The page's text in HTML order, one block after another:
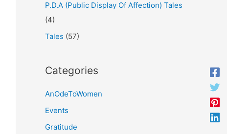
P.D.A (Public Display Of Affection) Tales
(4)
Tales (57)
Categories
AnOdeToWomen
Events
Gratitude